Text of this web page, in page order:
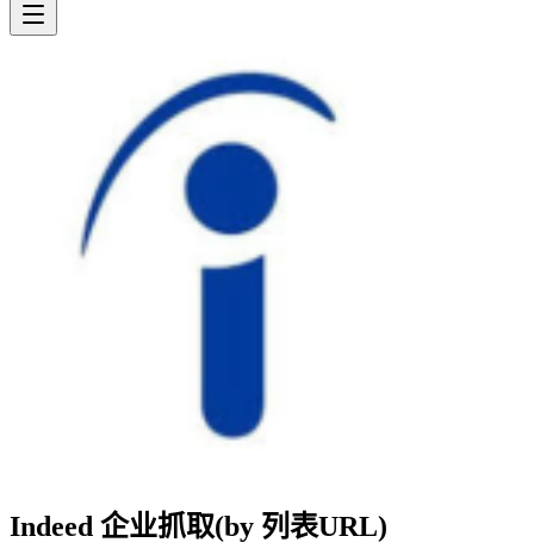
Indeed 企业抓取(by 列表URL)